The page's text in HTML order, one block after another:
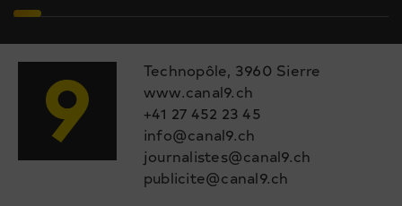
Technopôle, 3960 Sierre
www.canal9.ch
+41 27 452 23 45
info@canal9.ch
journalistes@canal9.ch
publicite@canal9.ch